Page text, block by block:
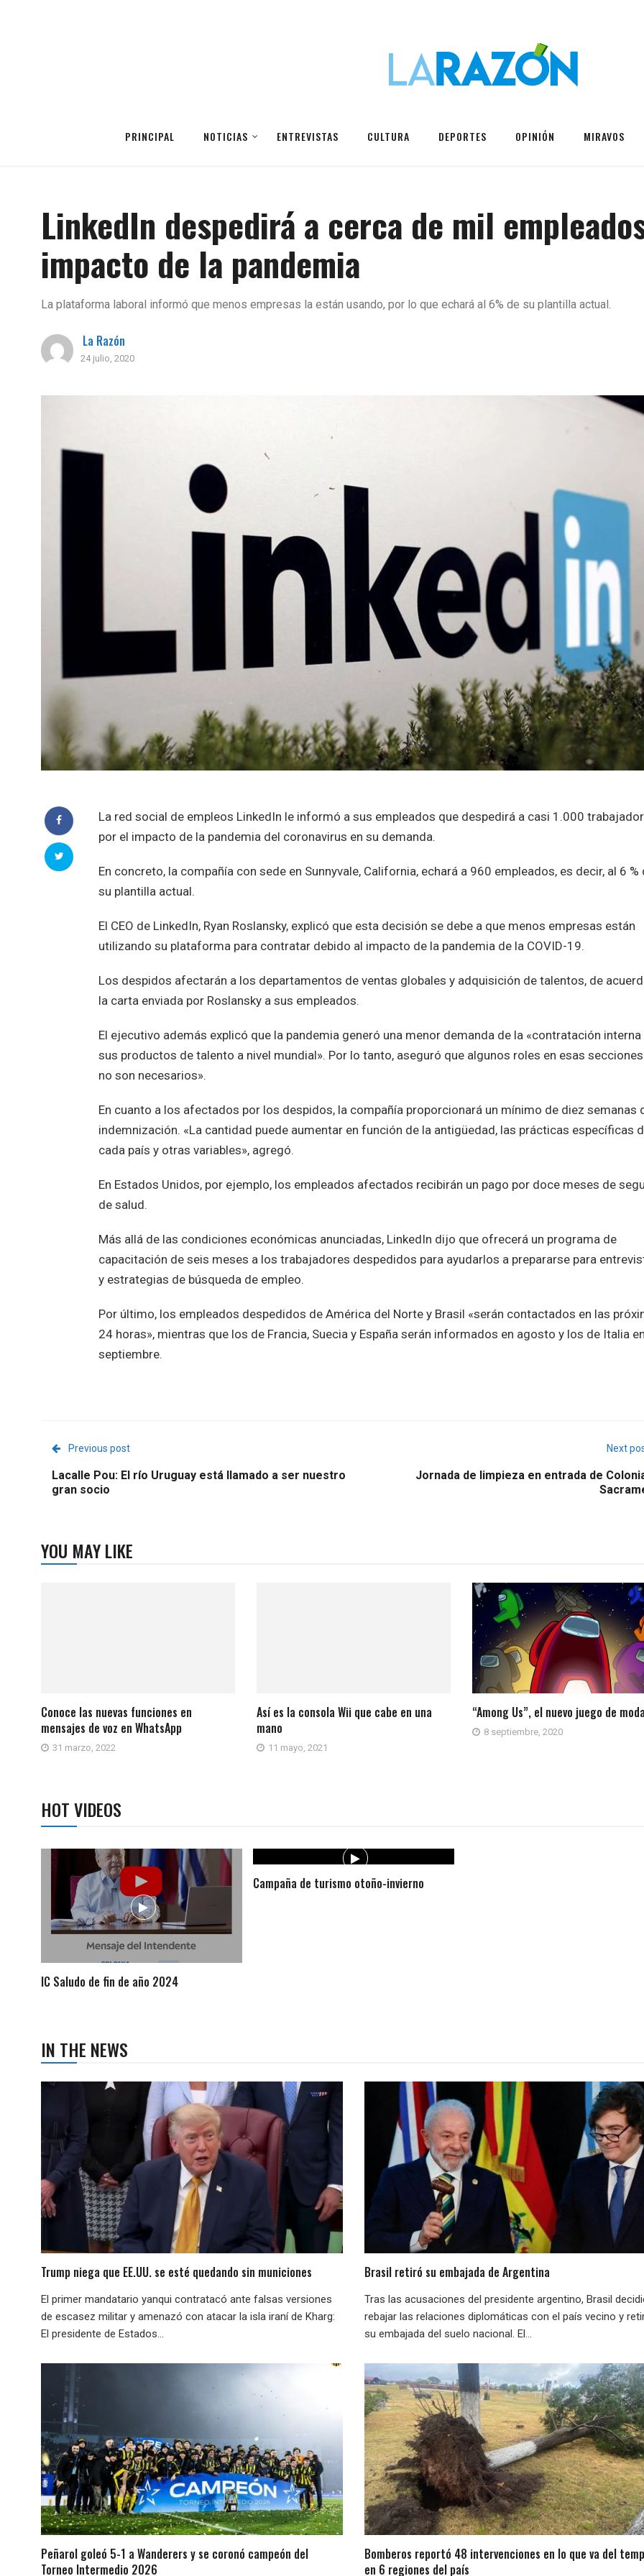
PRINCIPAL NOTICIAS ENTREVISTAS CULTURA DEPORTES OPINIÓN MIRAVOS
LinkedIn despedirá a cerca de mil
impacto de la pandemia
La plataforma laboral informó que menos empresas la están usando, por lo que echará al 6% de su plantilla actual.
La Razón
24 julio, 2020
La red social de empleos LinkedIn le informó a sus empleados que despedirá a casi 1.000
por el impacto de la pandemia del coronavirus en su demanda.
En concreto, la compañía con sede en Sunnyvale, California, echará a 960 empleados, es decir, al 6 %
su plantilla actual.
El CEO de LinkedIn, Ryan Roslansky, explicó que esta decisión se debe a que menos empresas están
utilizando su plataforma para contratar debido al impacto de la pandemia de la COVID-19.
Los despidos afectarán a los departamentos de ventas globales y adquisición de talentos, de
la carta enviada por Roslansky a sus empleados.
El ejecutivo además explicó que la pandemia generó una menor demanda de la «contratación interna
sus productos de talento a nivel mundial». Por lo tanto, aseguró que algunos roles en esas
no son necesarios».
En cuanto a los afectados por los despidos, la compañía proporcionará un mínimo de diez semanas
indemnización. «La cantidad puede aumentar en función de la antigüedad, las prácticas específicas
cada país y otras variables», agregó.
En Estados Unidos, por ejemplo, los empleados afectados recibirán un pago por doce meses de
de salud.
Más allá de las condiciones económicas anunciadas, LinkedIn dijo que ofrecerá un programa de
capacitación de seis meses a los trabajadores despedidos para ayudarlos a prepararse para
y estrategias de búsqueda de empleo.
Por último, los empleados despedidos de América del Norte y Brasil «serán contactados en las
24 horas», mientras que los de Francia, Suecia y España serán informados en agosto y los de Italia
septiembre.
Previous post
Lacalle Pou: El río Uruguay está llamado a ser nuestro
gran socio
Next
Jornada de limpieza en entrada de
YOU MAY LIKE
Conoce las nuevas funciones en
mensajes de voz en WhatsApp
31 marzo, 2022
Así es la consola Wii que cabe en una
mano
11 mayo, 2021
“Among Us”, el nuevo juego de
8 septiembre, 2020
HOT VIDEOS
IC Saludo de fin de año 2024
Campaña de turismo otoño-invierno
IN THE NEWS
Trump niega que EE.UU. se esté quedando sin municiones
El primer mandatario yanqui contratacó ante falsas versiones
de escasez militar y amenazó con atacar la isla iraní de Kharg:
El presidente de Estados...
Brasil retiró su embajada de Argentina
Tras las acusaciones del presidente argentino, Brasil
rebajar las relaciones diplomáticas con el país vecino y
su embajada del suelo nacional. El...
Peñarol goleó 5-1 a Wanderers y se coronó campeón del
Torneo Intermedio 2026
Bomberos reportó 48 intervenciones en lo que va del
en 6 regiones del país